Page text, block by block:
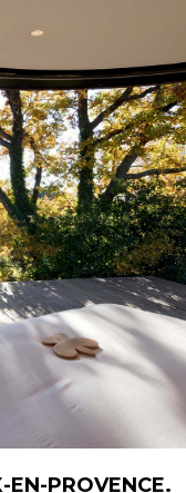
EN-PROVENCE.